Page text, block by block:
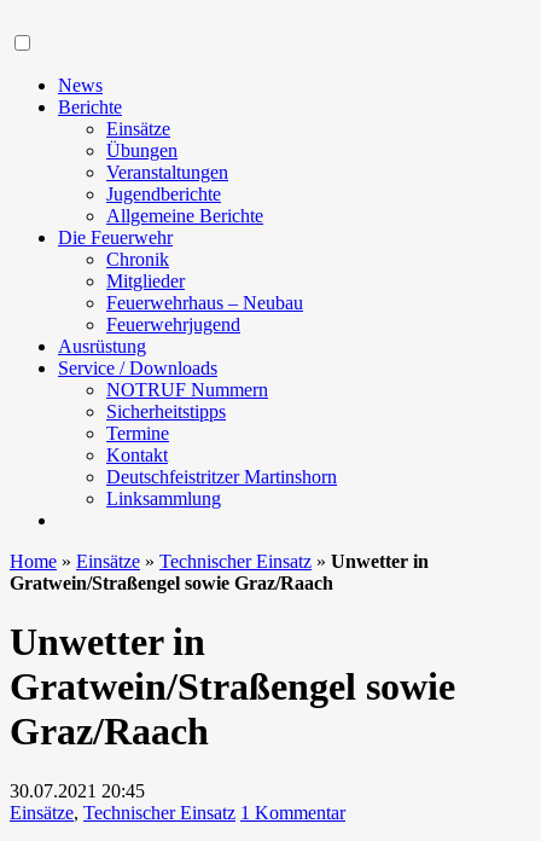
News
Berichte
Einsätze
Übungen
Veranstaltungen
Jugendberichte
Allgemeine Berichte
Die Feuerwehr
Chronik
Mitglieder
Feuerwehrhaus – Neubau
Feuerwehrjugend
Ausrüstung
Service / Downloads
NOTRUF Nummern
Sicherheitstipps
Termine
Kontakt
Deutschfeistritzer Martinshorn
Linksammlung
Home » Einsätze » Technischer Einsatz » Unwetter in
Gratwein/Straßengel sowie Graz/Raach
Unwetter in
Gratwein/Straßengel sowie
Graz/Raach
30.07.2021 20:45
Einsätze, Technischer Einsatz 1 Kommentarzu